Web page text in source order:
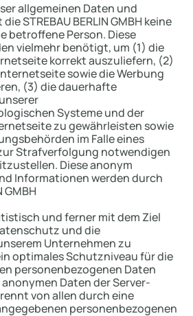
allgemeinen Daten und
STREBAU BERLIN GMBH keine
betroffene Person. Diese
vielmehr benötigt, um (1) die
korrekt auszuliefern, (2)
sowie die Werbung
(3) die dauerhafte
Systeme und der
zu gewährleisten sowie
im Falle eines
Strafverfolgung notwendigen
Diese anonym
Informationen werden durch
GMBH
und ferner mit dem Ziel
und die
Unternehmen zu
optimales Schutzniveau für die
personenbezogenen Daten
Daten der Server-
von allen durch eine
personenbezogenen